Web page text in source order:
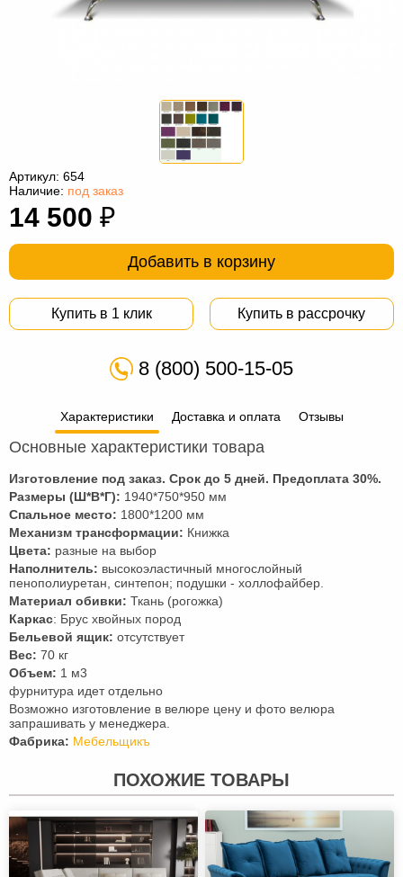
мешки
Мебель
из
Садовая
Артикул: 654
Наличие: под заказ
14 500 ₽
Добавить в корзину
Купить в 1 клик Купить в рассрочку
8 (800) 500-15-05
Характеристики Доставка и оплата Отзывы
Основные характеристики товара
Изготовление под заказ. Срок до 5 дней. Предоплата 30%.
Размеры (Ш*В*Г): 1940*750*950 мм
Спальное место: 1800*1200 мм
Механизм трансформации: Книжка
Цвета: разные на выбор
Наполнитель: высокоэластичный многослойный
пенополиуретан, синтепон; подушки - холлофайбер.
Материал обивки: Ткань (рогожка)
Каркас: Брус хвойных пород
Бельевой ящик: отсутствует
Вес: 70 кг
Объем: 1 м3
фурнитура идет отдельно
Возможно изготовление в велюре цену и фото велюра
запрашивать у менеджера.
Фабрика: Мебельщикъ
ПОХОЖИЕ ТОВАРЫ